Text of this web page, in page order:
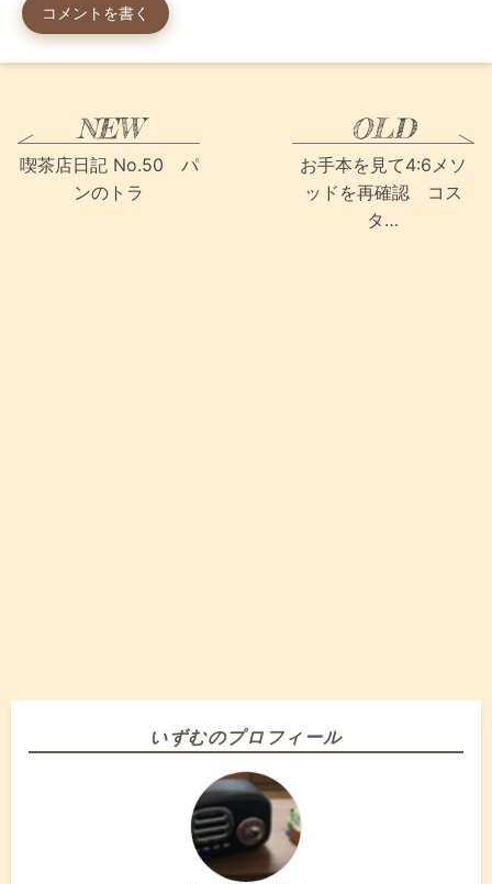
コメントを書く
喫茶店日記 No.50 パ
ンのトラ
お手本を見て4:6メソ
ッドを再確認 コス
タ…
いずむのプロフィール